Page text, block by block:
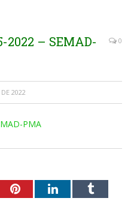
2022 – SEMAD-
0
2022
PMA
PinterestLinkedInTumblr